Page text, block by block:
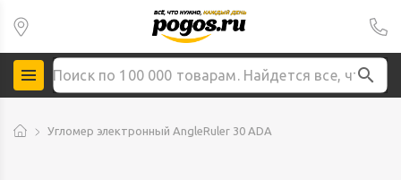
Угломер электронный AngleRuler 30 ADA